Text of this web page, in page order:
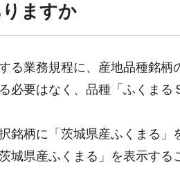
ますか
る業務規程に、産地品種銘柄
必要はなく、品種「ふくま
銘柄に「茨城県産ふくまる」
城県産ふくまる」を表示す